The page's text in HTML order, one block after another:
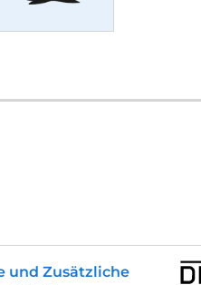
und Zusätzliche